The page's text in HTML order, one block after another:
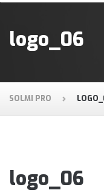
logo_06
SOLMI PRO
logo_06